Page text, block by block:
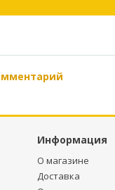
Информация
О магазине
Доставка